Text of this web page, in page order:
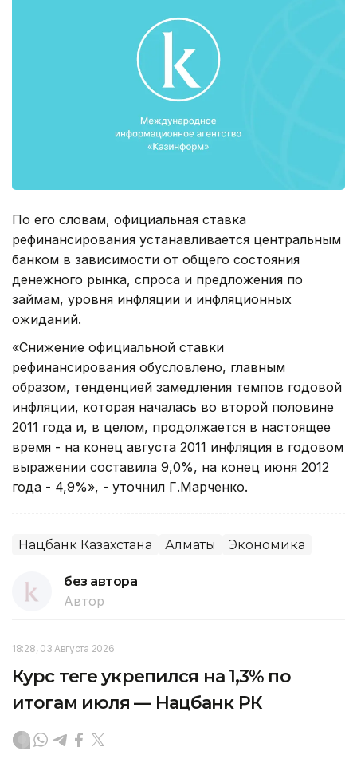
По его словам, официальная ставка
рефинансирования устанавливается центральным
банком в зависимости от общего состояния
денежного рынка, спроса и предложения по
займам, уровня инфляции и инфляционных
ожиданий.
«Снижение официальной ставки
рефинансирования обусловлено, главным
образом, тенденцией замедления темпов годовой
инфляции, которая началась во второй половине
2011 года и, в целом, продолжается в настоящее
время - на конец августа 2011 инфляция в годовом
выражении составила 9,0%, на конец июня 2012
года - 4,9%», - уточнил Г.Марченко.
Нацбанк Казахстана Алматы Экономика
без автора
Автор
18:28, 03 Августа 2026
Курс теңге укрепился на 1,3% по
итогам июля — Нацбанк РК